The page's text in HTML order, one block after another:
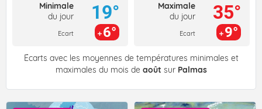
Minimale
du jour
Ecart
19°
6°
Maximale
du jour
Ecart
35°
9°
Écarts avec les moyennes de températures minimales et
maximales du mois de août sur Palmas